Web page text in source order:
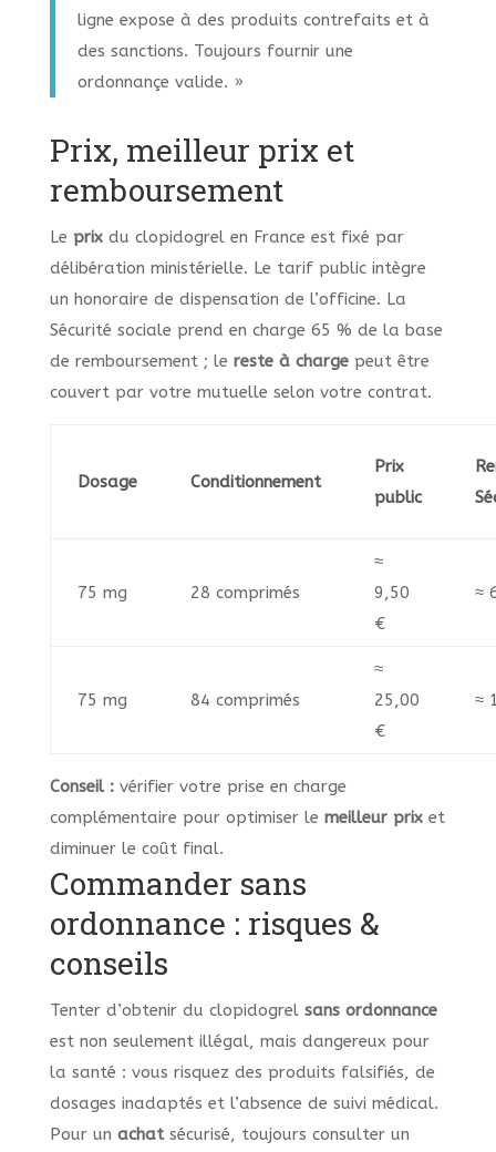
ligne expose à des produits contrefaits et à
des sanctions. Toujours fournir une
ordonnançe valide. »
Prix, meilleur prix et
remboursement
Le prixdu clopidogrel en France est fixé par
délibération ministérielle. Le tarif public intègre
un honoraire de dispensation de l’officine. La
Sécurité sociale prend en charge 65 % de la base
de remboursement ; le reste à chargepeut être
couvert par votre mutuelle selon votre contrat.
Dosage Conditionnement
Prix
public
75 mg 28 comprimés
≈
9,50
€
≈
75 mg 84 comprimés
≈
25,00
€
≈
Conseil :vérifier votre prise en charge
complémentaire pour optimiser le meilleur prixet
diminuer le coût final.
Commander sans
ordonnance : risques &
conseils
Tenter d’obtenir du clopidogrel sans ordonnance
est non seulement illégal, mais dangereux pour
la santé : vous risquez des produits falsifiés, de
dosages inadaptés et l’absence de suivi médical.
Pour un achatsécurisé, toujours consulter un